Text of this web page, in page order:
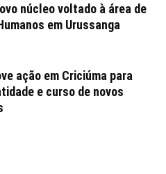
núcleo voltado à área de
em Urussanga
ação em Criciúma para
e curso de novos